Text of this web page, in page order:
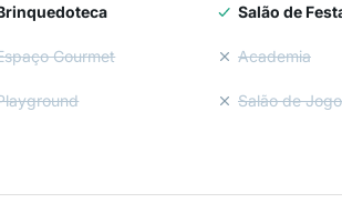
Salão de
Gourmet Academia
Salão de